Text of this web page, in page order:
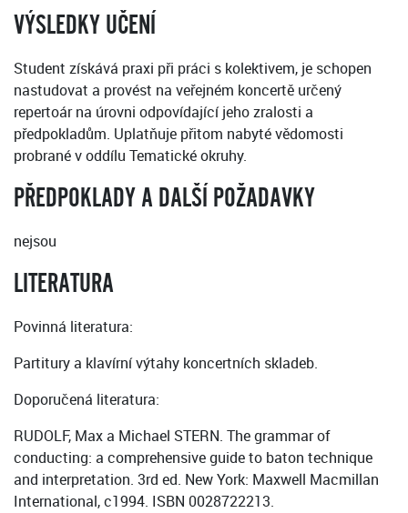
VÝSLEDKY UČENÍ
Student získává praxi při práci s kolektivem, je schopen
nastudovat a provést na veřejném koncertě určený
repertoár na úrovni odpovídající jeho zralosti a
předpokladům. Uplatňuje přitom nabyté vědomosti
probrané v oddílu Tematické okruhy.
PŘEDPOKLADY A DALŠÍ POŽADAVKY
nejsou
LITERATURA
Povinná literatura:
Partitury a klavírní výtahy koncertních skladeb.
Doporučená literatura:
RUDOLF, Max a Michael STERN. The grammar of
conducting: a comprehensive guide to baton technique
and interpretation. 3rd ed. New York: Maxwell Macmillan
International, c1994. ISBN 0028722213.